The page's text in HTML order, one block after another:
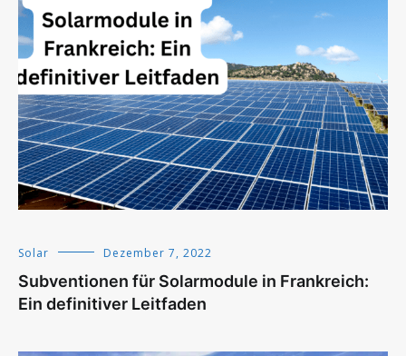
Solar Dezember 7, 2022
Subventionen für Solarmodule in Frankreich:
Ein definitiver Leitfaden